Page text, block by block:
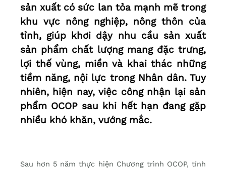
sản xuất có sức lan tỏa mạnh mẽ trong
khu vực nông nghiệp, nông thôn của
tỉnh, giúp khơi dậy nhu cầu sản xuất
sản phẩm chất lượng mang đặc trưng,
lợi thế vùng, miền và khai thác những
tiềm năng, nội lực trong Nhân dân. Tuy
nhiên, hiện nay, việc công nhận lại sản
phẩm OCOP sau khi hết hạn đang gặp
nhiều khó khăn, vướng mắc.
Sau hơn 5 năm thực hiện Chương trình OCOP, tỉnh